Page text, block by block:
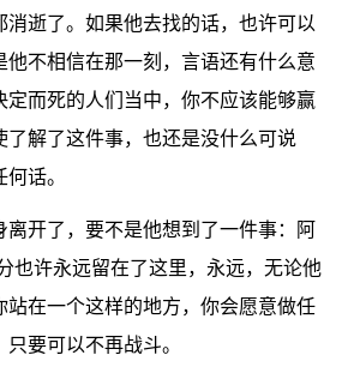
消逝了。如果他去找的话，也许可以
他不相信在那一刻，言语还有什么意
定而死的人们当中，你不应该能够赢
了解了这件事，也还是没什么可说
话。
离开了，要不是他想到了一件事：阿
也许永远留在了这里，永远，无论他
站在一个这样的地方，你会愿意做任
要可以不再战斗。